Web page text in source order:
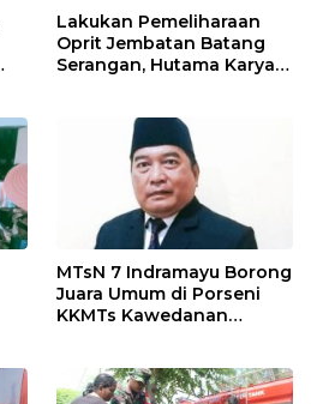
Lakukan Pemeliharaan
Oprit Jembatan Batang
Serangan, Hutama Karya
MTsN 7 Indramayu Borong
Juara Umum di Porseni
KKMTs Kawedanan